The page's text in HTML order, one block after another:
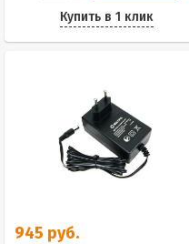
Купить в 1 клик
945 руб.